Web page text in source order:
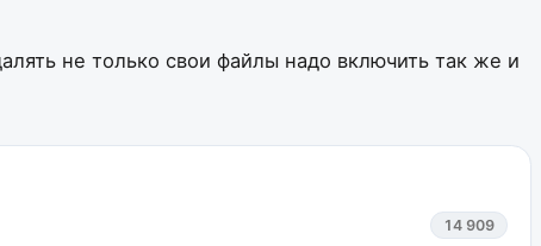
не только свои файлы надо включить так же и
14 909